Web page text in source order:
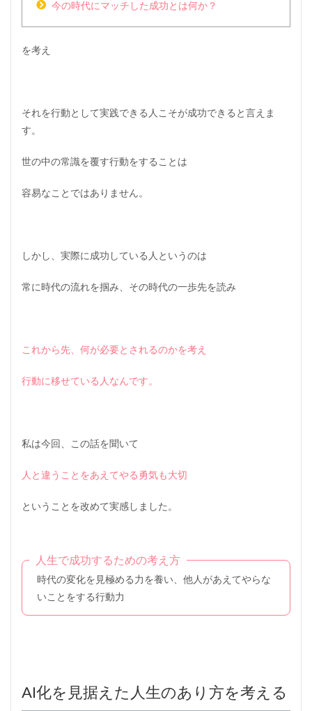
今の時代にマッチした成功とは何か？
を考え
それを行動として実践できる人こそが成功できると言えま
す。
世の中の常識を覆す行動をすることは
容易なことではありません。
しかし、実際に成功している人というのは
常に時代の流れを掴み、その時代の一歩先を読み
これから先、何が必要とされるのかを考え
行動に移せている人なんです。
私は今回、この話を聞いて
人と違うことをあえてやる勇気も大切
ということを改めて実感しました。
人生で成功するための考え方
時代の変化を見極める力を養い、他人があえてやらな
いことをする行動力
AI化を見据えた人生のあり方を考える